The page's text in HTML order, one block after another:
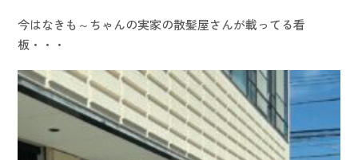
今はなきも～ちゃんの実家の散髪屋さんが載ってる看
板・・・